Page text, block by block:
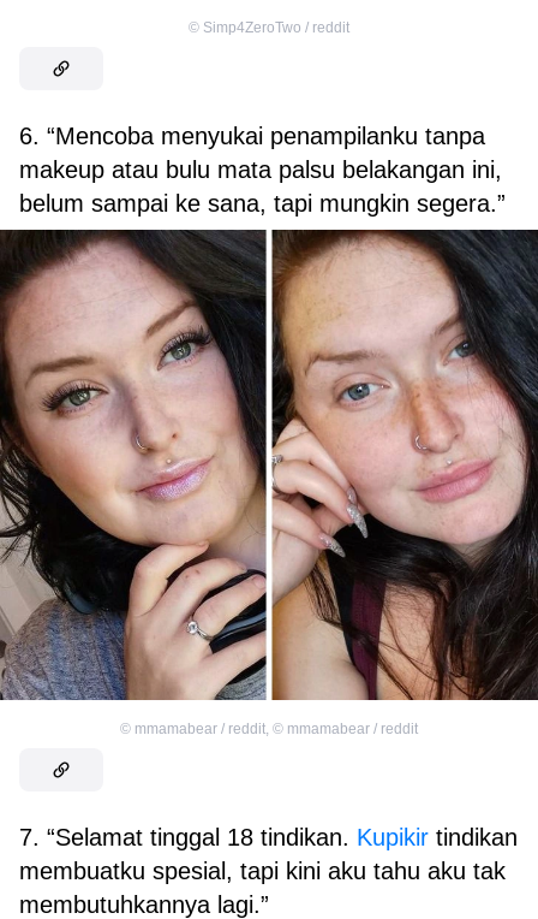
© Simp4ZeroTwo / reddit
6. “Mencoba menyukai penampilanku tanpa
makeup atau bulu mata palsu belakangan ini,
belum sampai ke sana, tapi mungkin segera.”
© mmamabear / reddit © mmamabear / reddit
7. “Selamat tinggal 18 tindikan. Kupikir tindikan
membuatku spesial, tapi kini aku tahu aku tak
membutuhkannya lagi.”